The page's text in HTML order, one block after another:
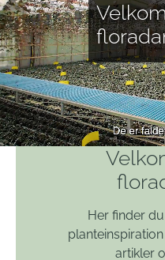
Her finder
artikler